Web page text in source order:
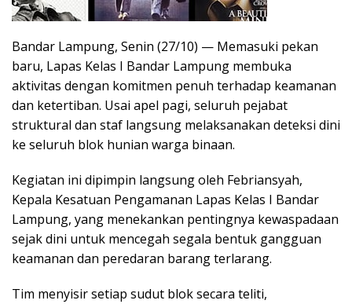
Bandar Lampung, Senin (27/10) — Memasuki pekan
baru, Lapas Kelas I Bandar Lampung membuka
aktivitas dengan komitmen penuh terhadap keamanan
dan ketertiban. Usai apel pagi, seluruh pejabat
struktural dan staf langsung melaksanakan deteksi dini
ke seluruh blok hunian warga binaan.
Kegiatan ini dipimpin langsung oleh Febriansyah,
Kepala Kesatuan Pengamanan Lapas Kelas I Bandar
Lampung, yang menekankan pentingnya kewaspadaan
sejak dini untuk mencegah segala bentuk gangguan
keamanan dan peredaran barang terlarang.
Tim menyisir setiap sudut blok secara teliti,